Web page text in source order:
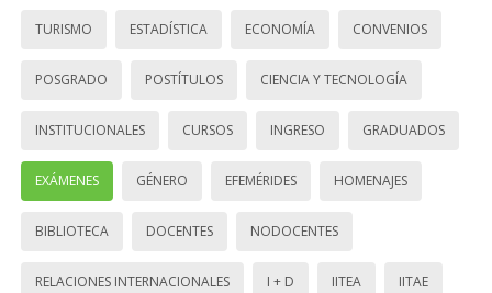
TURISMO ESTADÍSTICA ECONOMÍA CONVENIOS
POSGRADO POSTÍTULOS CIENCIA Y TECNOLOGÍA
INSTITUCIONALES CURSOS INGRESO GRADUADOS
EXÁMENES GÉNERO EFEMÉRIDES HOMENAJES
BIBLIOTECA DOCENTES NODOCENTES
RELACIONES INTERNACIONALES I + D IITEA IITAE